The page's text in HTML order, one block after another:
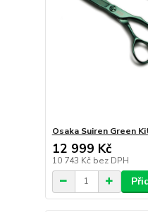
Osaka Suiren Green
12 999 Kč
10 743 Kč bez DPH